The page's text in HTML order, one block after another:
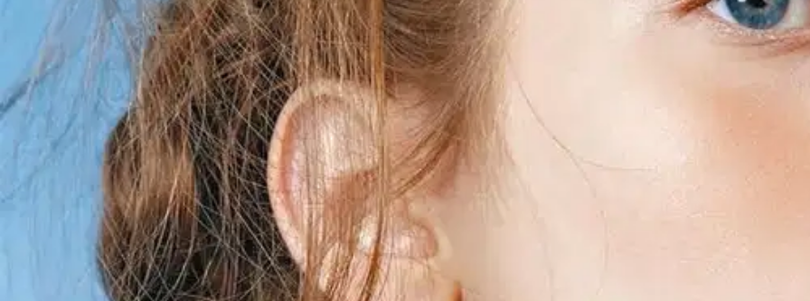
Etu ei koske Suuri‑lisäpalvelulla toimitettavia tuotteita.
Tarkista myymäläsaatavuus
Ei saatavilla
Tuotekuvaus